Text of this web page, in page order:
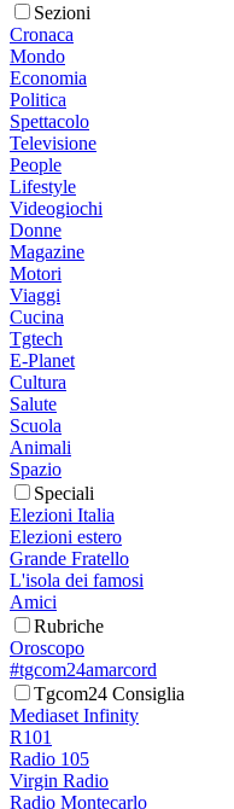
Sezioni
Cronaca
Mondo
Economia
Politica
Spettacolo
Televisione
People
Lifestyle
Videogiochi
Donne
Magazine
Motori
Viaggi
Cucina
Tgtech
E-Planet
Cultura
Salute
Scuola
Animali
Spazio
Speciali
Elezioni Italia
Elezioni estero
Grande Fratello
L'isola dei famosi
Amici
Rubriche
Oroscopo
#tgcom24amarcord
Tgcom24 Consiglia
Mediaset Infinity
R101
Radio 105
Virgin Radio
Radio Montecarlo